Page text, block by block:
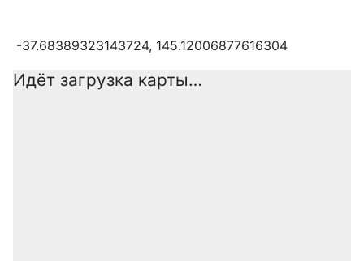
-37.68389323143724, 145.12006877616304
Идёт загрузка карты…